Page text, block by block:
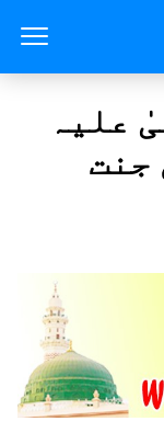
علیہ
جنت